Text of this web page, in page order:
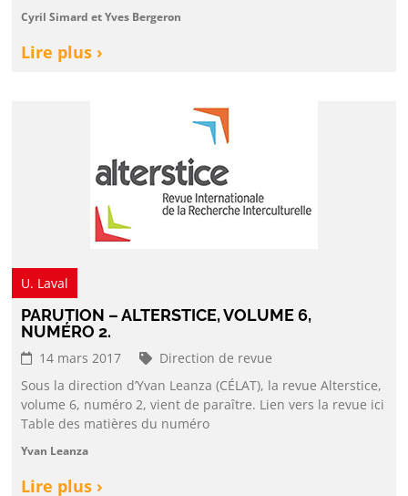
Cyril Simard et Yves Bergeron
Lire plus ›
U. Laval
PARUTION – ALTERSTICE, VOLUME 6,
NUMÉRO 2.
14 mars 2017
Direction de revue
Sous la direction d’Yvan Leanza (CÉLAT), la revue Alterstice,
volume 6, numéro 2, vient de paraître. Lien vers la revue ici
Table des matières du numéro
Yvan Leanza
Lire plus ›